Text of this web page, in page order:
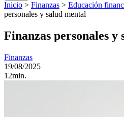
Inicio > Finanzas > Educación
personales y salud mental
Finanzas personales y
Finanzas
19/08/2025
12min.